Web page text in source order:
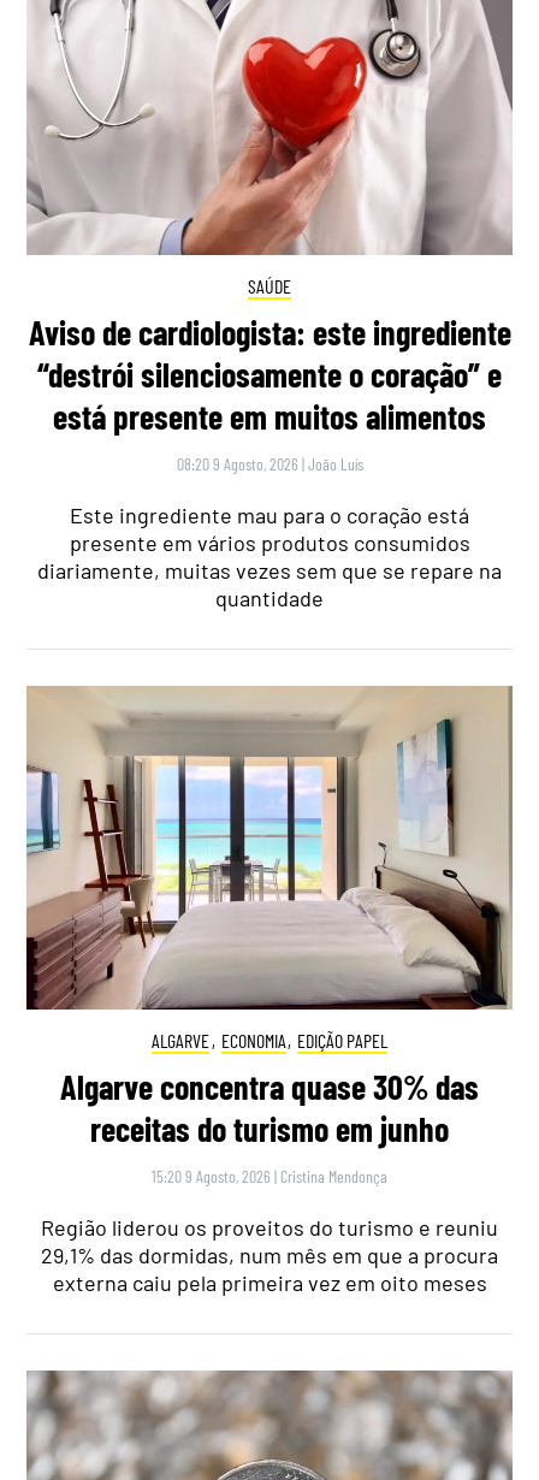
SAÚDE
Aviso de cardiologista: este ingrediente
“destrói silenciosamente o coração” e
está presente em muitos alimentos
08:20 9 Agosto, 2026 |João Luís
Este ingrediente mau para o coração está
presente em vários produtos consumidos
diariamente, muitas vezes sem que se repare na
quantidade
ALGARVE, ECONOMIA, EDIÇÃO PAPEL
Algarve concentra quase 30% das
receitas do turismo em junho
15:20 9 Agosto, 2026 | Cristina Mendonça
Região liderou os proveitos do turismo e reuniu
29,1% das dormidas, num mês em que a procura
externa caiu pela primeira vez em oito meses